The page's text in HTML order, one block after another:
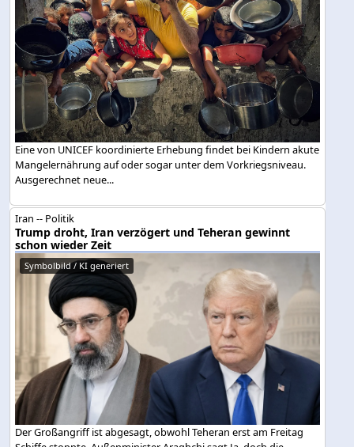
Eine von UNICEF koordinierte Erhebung findet bei Kindern akute
Mangelernährung auf oder sogar unter dem Vorkriegsniveau.
Ausgerechnet neue...
Iran -- Politik
Trump droht, Iran verzögert und Teheran gewinnt
schon wieder Zeit
Symbolbild / KI generiert
Der Großangriff ist abgesagt, obwohl Teheran erst am Freitag